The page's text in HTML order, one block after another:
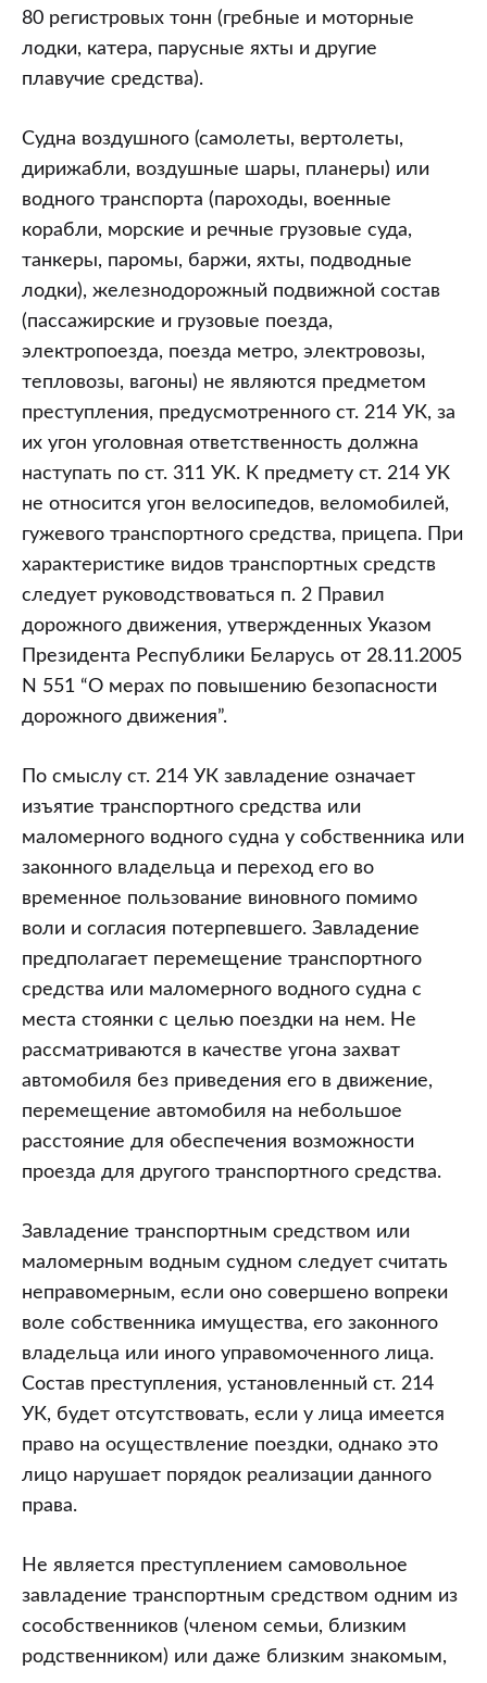
80 регистровых тонн (гребные и моторные
лодки, катера, парусные яхты и другие
плавучие средства).
Судна воздушного (самолеты, вертолеты,
дирижабли, воздушные шары, планеры) или
водного транспорта (пароходы, военные
корабли, морские и речные грузовые суда,
танкеры, паромы, баржи, яхты, подводные
лодки), железнодорожный подвижной состав
(пассажирские и грузовые поезда,
электропоезда, поезда метро, электровозы,
тепловозы, вагоны) не являются предметом
преступления, предусмотренного ст. 214 УК, за
их угон уголовная ответственность должна
наступать по ст. 311 УК. К предмету ст. 214 УК
не относится угон велосипедов, веломобилей,
гужевого транспортного средства, прицепа. При
характеристике видов транспортных средств
следует руководствоваться п. 2 Правил
дорожного движения, утвержденных Указом
Президента Республики Беларусь от 28.11.2005
N 551 “О мерах по повышению безопасности
дорожного движения”.
По смыслу ст. 214 УК завладение означает
изъятие транспортного средства или
маломерного водного судна у собственника или
законного владельца и переход его во
временное пользование виновного помимо
воли и согласия потерпевшего. Завладение
предполагает перемещение транспортного
средства или маломерного водного судна с
места стоянки с целью поездки на нем. Не
рассматриваются в качестве угона захват
автомобиля без приведения его в движение,
перемещение автомобиля на небольшое
расстояние для обеспечения возможности
проезда для другого транспортного средства.
Завладение транспортным средством или
маломерным водным судном следует считать
неправомерным, если оно совершено вопреки
воле собственника имущества, его законного
владельца или иного управомоченного лица.
Состав преступления, установленный ст. 214
УК, будет отсутствовать, если у лица имеется
право на осуществление поездки, однако это
лицо нарушает порядок реализации данного
права.
Не является преступлением самовольное
завладение транспортным средством одним из
сособственников (членом семьи, близким
родственником) или даже близким знакомым,